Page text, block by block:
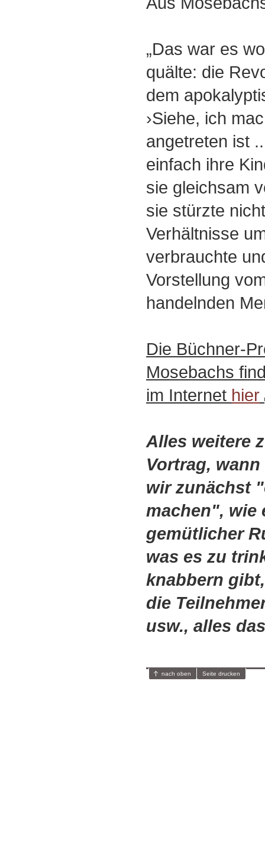
„Das war es
quälte: die
dem
›Siehe, ich
angetreten ist
einfach ihre
sie gleichsam
sie stürzte
Verhältnisse
verbrauchte
Vorstellung
handelnden
Die Büchner-
Mosebachs
im Internet hier
Alles weitere
Vortrag,
wir zunächst
machen", wie
gemütlicher
was es zu
knabbern
die
usw., alles
nach oben Seite drucken